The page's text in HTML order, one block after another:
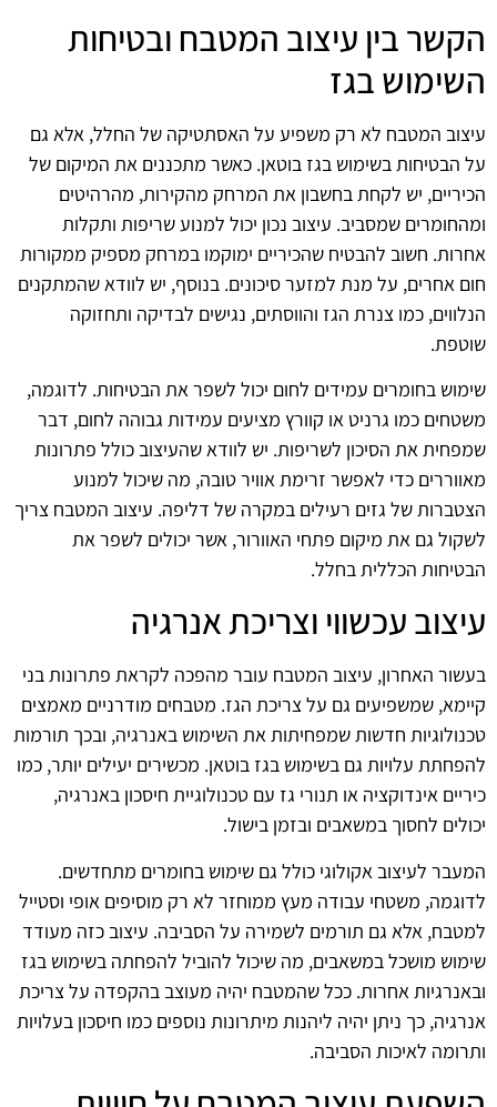
הקשר בין עיצוב המטבח ובטיחות
השימוש בגז
עיצוב המטבח לא רק משפיע על האסתטיקה של החלל, אלא גם
על הבטיחות בשימוש בגז בוטאן. כאשר מתכננים את המיקום של
הכיריים, יש לקחת בחשבון את המרחק מהקירות, מהרהיטים
ומהחומרים שמסביב. עיצוב נכון יכול למנוע שריפות ותקלות
אחרות. חשוב להבטיח שהכיריים ימוקמו במרחק מספיק ממקורות
חום אחרים, על מנת למזער סיכונים. בנוסף, יש לוודא שהמתקנים
הנלווים, כמו צנרת הגז והווסתים, נגישים לבדיקה ותחזוקה
שוטפת.
שימוש בחומרים עמידים לחום יכול לשפר את הבטיחות. לדוגמה,
משטחים כמו גרניט או קוורץ מציעים עמידות גבוהה לחום, דבר
שמפחית את הסיכון לשריפות. יש לוודא שהעיצוב כולל פתרונות
מאווררים כדי לאפשר זרימת אוויר טובה, מה שיכול למנוע
הצטברות של גזים רעילים במקרה של דליפה. עיצוב המטבח צריך
לשקול גם את מיקום פתחי האוורור, אשר יכולים לשפר את
הבטיחות הכללית בחלל.
עיצוב עכשווי וצריכת אנרגיה
בעשור האחרון, עיצוב המטבח עובר מהפכה לקראת פתרונות בני
קיימא, שמשפיעים גם על צריכת הגז. מטבחים מודרניים מאמצים
טכנולוגיות חדשות שמפחיתות את השימוש באנרגיה, ובכך תורמות
להפחתת עלויות גם בשימוש בגז בוטאן. מכשירים יעילים יותר, כמו
כיריים אינדוקציה או תנורי גז עם טכנולוגיית חיסכון באנרגיה,
יכולים לחסוך במשאבים ובזמן בישול.
המעבר לעיצוב אקולוגי כולל גם שימוש בחומרים מתחדשים.
לדוגמה, משטחי עבודה מעץ ממוחזר לא רק מוסיפים אופי וסטייל
למטבח, אלא גם תורמים לשמירה על הסביבה. עיצוב כזה מעודד
שימוש מושכל במשאבים, מה שיכול להוביל להפחתה בשימוש בגז
ובאנרגיות אחרות. ככל שהמטבח יהיה מעוצב בהקפדה על צריכת
אנרגיה, כך ניתן יהיה ליהנות מיתרונות נוספים כמו חיסכון בעלויות
ותרומה לאיכות הסביבה.